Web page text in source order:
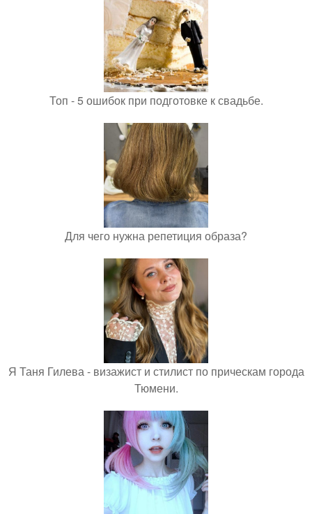
Топ - 5 ошибок при подготовке к свадьбе.
Для чего нужна репетиция образа?
Я Таня Гилева - визажист и стилист по прическам города
Тюмени.